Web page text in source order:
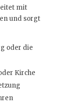
mit
und sorgt
oder die
Kirche